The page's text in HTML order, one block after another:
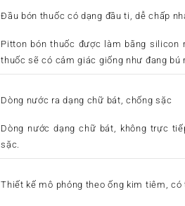
Đầu bón thuốc có dạng đầu ti, dễ chấp
Pitton bón thuốc được làm bằng silicon
thuốc sẽ có cảm giác giống như đang bú
Dòng nước ra dạng chữ bát, chống sặc
Dòng nước dạng chữ bát, không trực
sặc.
Thiết kế mô phỏng theo ống kim tiêm,